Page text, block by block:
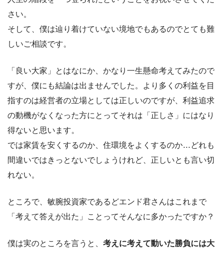
さい。
そして、僕は辿り着けていない境地でもあるのでとても難
しいご相談です。
「良い大家」とはなにか、かなり一生懸命考えてみたので
すが、僕にも結論は出ませんでした。より多くの利益を目
指すのは経営者の立場としては正しいのですが、利益追求
の動機がなくなった方にとってそれは「正しさ」にはなり
得ないと思います。
では家賃を安くするのか、住環境をよくするのか…どれも
間違いではきっとないでしょうけれど、正しいとも言い切
れない。
ところで、敏腕投資家であるどエンド君さんはこれまで
「考えて答えが出た」ことってそんなに多かったですか？
僕は実のところを言うと、 考えに考えて動いた勝負には大